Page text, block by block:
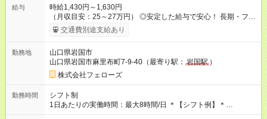
給与
時給1,430円～1,630円
（月収目安：25～27万円） ◎安定した給与で安心！ 長期・フル
タイムで勤務いただける方にお越しいただきたいと思っていま
す。シフトが削られることはないので、安定した給与が入りま
たいという人もいると思います。このあたりは柔軟に対応する
ので、お気軽にご相談ください！ ※2ヶ月の試用期間がありま
す。その間の給与・待遇に変更はありません。 【試用期間】試
用期間あり 試用期間の長さ：2ヶ月 雇用形態、給与は本採用時
と同じです。
交通費別途支給あり
勤務地
山口県岩国市
山口県岩国市麻里布町7-9-40（最寄り駅： 岩国駅 ）
株式会社フェローズ
勤務時間
シフト制
1日あたりの実働時間：最大8時間/日 ＊【シフト例】＊
(1) 10:00～19:00 (2) 11:00～20:00 (3) 12:00～21:00 など ◎